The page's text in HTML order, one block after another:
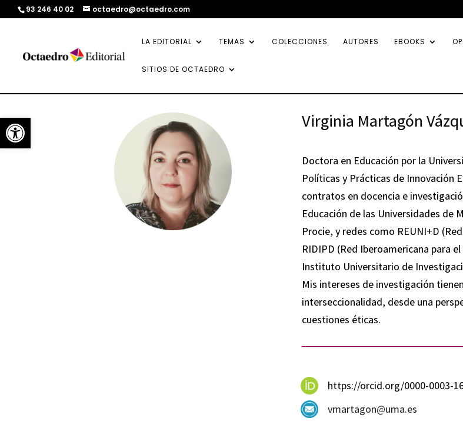
Abrir barra de herramientas
93 246 40 02 octaedro@octaedro.com
LA EDITORIAL TEMAS COLECCIONES AUTORES EBOOKS
SITIOS DE OCTAEDRO
Virginia Martagón
Doctora en Educación por la
Políticas y Prácticas de Innovación
contratos en docencia e
Educación de las Universidades de
Procie, y redes como REUNI+D
RIDIPD (Red Iberoamericana para
Instituto Universitario de
Mis intereses de investigación
interseccionalidad, desde una
cuestiones éticas.
https://orcid.org/0000-0003-
vmartagon@uma.es